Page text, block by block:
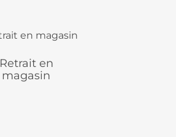
Retrait en
magasin